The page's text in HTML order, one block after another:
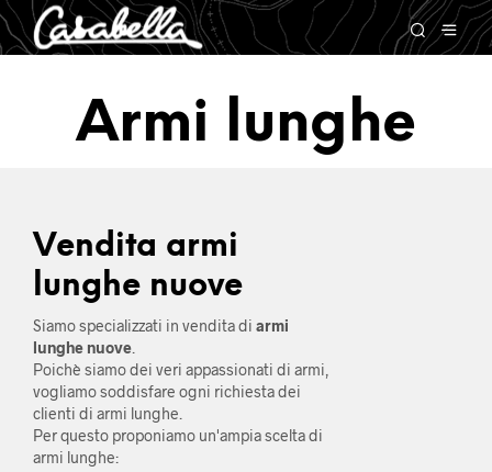
Armi lunghe
Vendita armi
lunghe nuove
Siamo specializzati in vendita di armi
lunghe nuove
Poichè siamo dei veri appassionati di armi,
vogliamo soddisfare ogni richiesta dei
clienti di armi lunghe.
Per questo proponiamo un'ampia scelta di
armi lunghe: